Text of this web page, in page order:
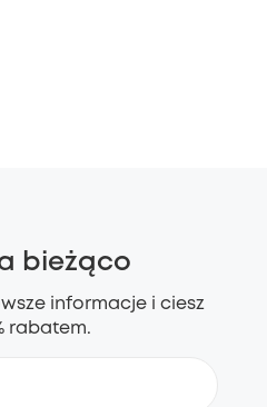
bieżąco
informacje i ciesz
rabatem.